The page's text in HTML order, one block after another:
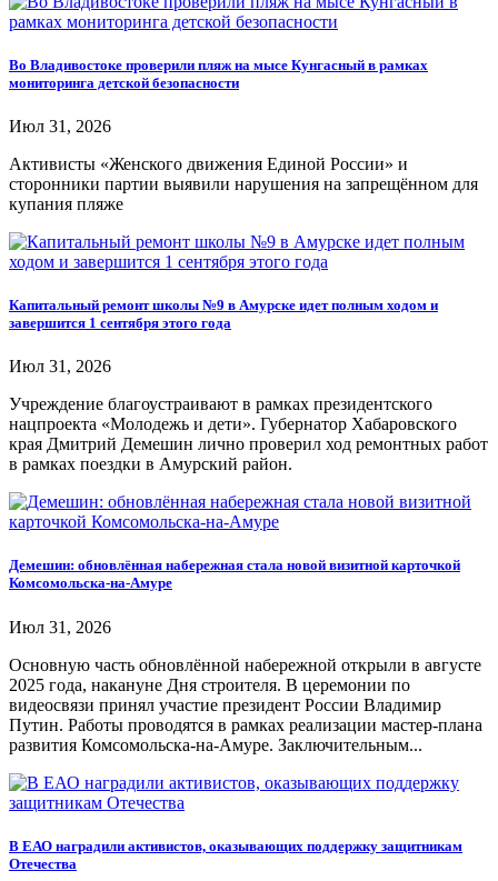
Во Владивостоке проверили пляж на мысе Кунгасный в рамках
мониторинга детской безопасности
Июл 31, 2026
Активисты «Женского движения Единой России» и
сторонники партии выявили нарушения на запрещённом для
купания пляже
Капитальный ремонт школы №9 в Амурске идет полным ходом и
завершится 1 сентября этого года
Июл 31, 2026
Учреждение благоустраивают в рамках президентского
нацпроекта «Молодежь и дети». Губернатор Хабаровского
края Дмитрий Демешин лично проверил ход ремонтных работ
в рамках поездки в Амурский район.
Демешин: обновлённая набережная стала новой визитной карточкой
Комсомольска-на-Амуре
Июл 31, 2026
Основную часть обновлённой набережной открыли в августе
2025 года, накануне Дня строителя. В церемонии по
видеосвязи принял участие президент России Владимир
Путин. Работы проводятся в рамках реализации мастер-плана
развития Комсомольска-на-Амуре. Заключительным...
В ЕАО наградили активистов, оказывающих поддержку защитникам
Отечества